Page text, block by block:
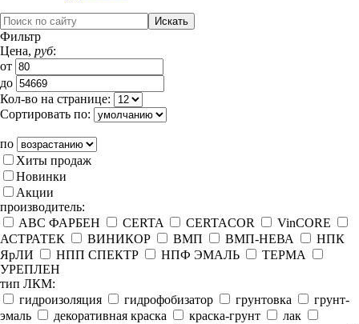
Фильтр
Цена, руб:
от
до
Кол-во на странице:
Сортировать по:
по
Хиты продаж
Новинки
Акции
производитель:
ABC ФАРБЕН
CERTA CERTACOR
VinCORE
АСТРАТЕК
ВИНИКОР ВМП ВМП-НЕВА
НПК
ЯрЛИ
НПП СПЕКТР НПФ ЭМАЛЬ
ТЕРМА
УРЕПЛЕН
тип ЛКМ:
гидроизоляция
гидрофобизатор грунтовка
грунт-
эмаль
декоративная краска краска-грунт
лак